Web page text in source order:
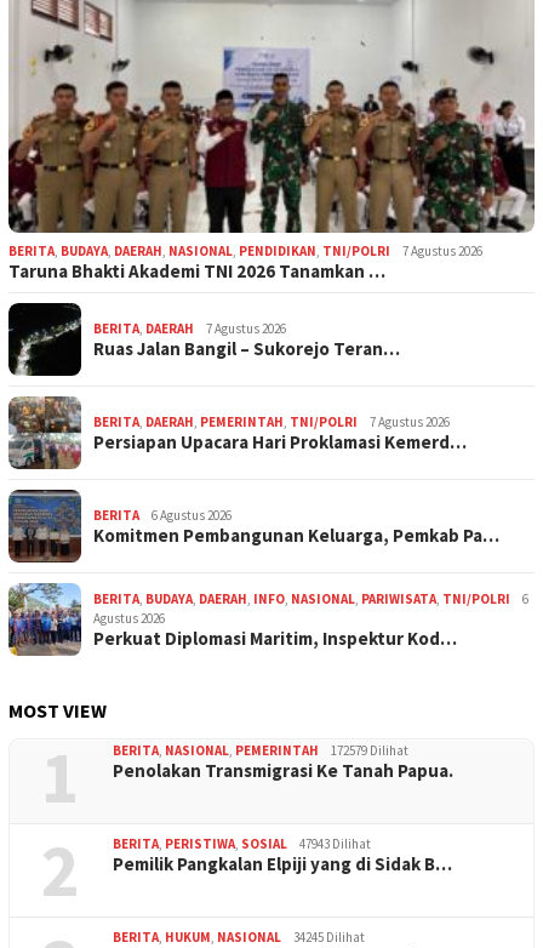
BERITA BUDAYA DAERAH NASIONAL PENDIDIKAN TNI/POLRI 7 Agustus 2026
Taruna Bhakti Akademi TNI 2026 Tanamkan …
BERITA DAERAH 7 Agustus 2026
Ruas Jalan Bangil – Sukorejo Teran…
BERITA DAERAH PEMERINTAH TNI/POLRI 7 Agustus 2026
Persiapan Upacara Hari Proklamasi Kemerd…
BERITA 6 Agustus 2026
Komitmen Pembangunan Keluarga, Pemkab Pa…
BERITA BUDAYA DAERAH INFO NASIONAL PARIWISATA TNI/POLRI
6
Agustus 2026
Perkuat Diplomasi Maritim, Inspektur Kod…
MOST VIEW
1 BERITA NASIONAL PEMERINTAH 172579 Dilihat
Penolakan Transmigrasi Ke Tanah Papua.
2 BERITA PERISTIWA SOSIAL 47943 Dilihat
Pemilik Pangkalan Elpiji yang di Sidak B…
BERITA HUKUM NASIONAL 34245 Dilihat